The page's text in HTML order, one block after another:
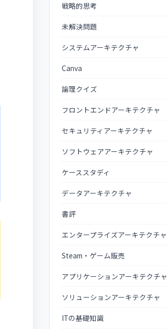
戦略的思考
未解決問題
システムアーキテクチャ
Canva
論理クイズ
フロントエンドアーキテクチャ
セキュリティアーキテクチャ
ソフトウェアアーキテクチャ
ケーススタディ
データアーキテクチャ
書評
エンタープライズアーキテクチャ
Steam・ゲーム販売
アプリケーションアーキテクチャ
ソリューションアーキテクチャ
ITの基礎知識